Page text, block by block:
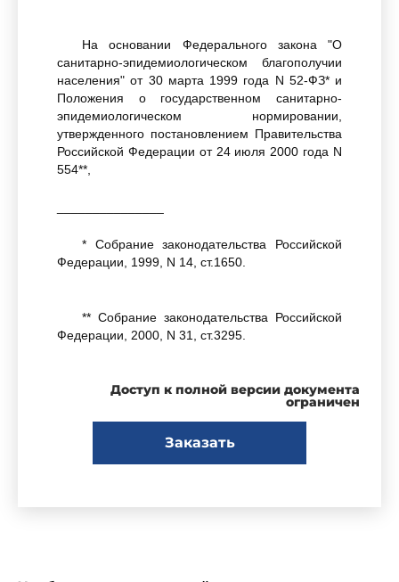
На основании Федерального закона "О
санитарно-эпидемиологическом благополучии
населения" от 30 марта 1999 года N 52-ФЗ* и
Положения о государственном санитарно-
эпидемиологическом нормировании,
утвержденного постановлением Правительства
Российской Федерации от 24 июля 2000 года N
554**,
* Собрание законодательства Российской
Федерации, 1999, N 14, ст.1650.
** Собрание законодательства Российской
Федерации, 2000, N 31, ст.3295.
Доступ к полной версии документа
ограничен
Заказать